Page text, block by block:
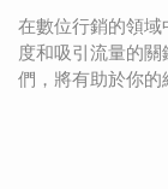
在數位行銷的領
度和吸引流量的
們，將有助於你的